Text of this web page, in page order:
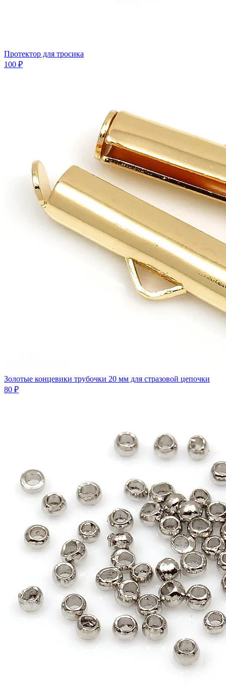
Протектор для тросика
100 ₽
Золотые концевики трубочки 20 мм для стразовой цепочки
80 ₽